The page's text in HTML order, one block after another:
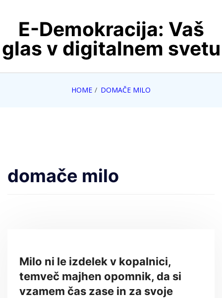
contentE-Demokracija: Vaš
glas v digitalnem svetu
HOME DOMAČE MILO
domače milo
Milo ni le izdelek v kopalnici,
temveč majhen opomnik, da si
vzamem čas zase in za svoje